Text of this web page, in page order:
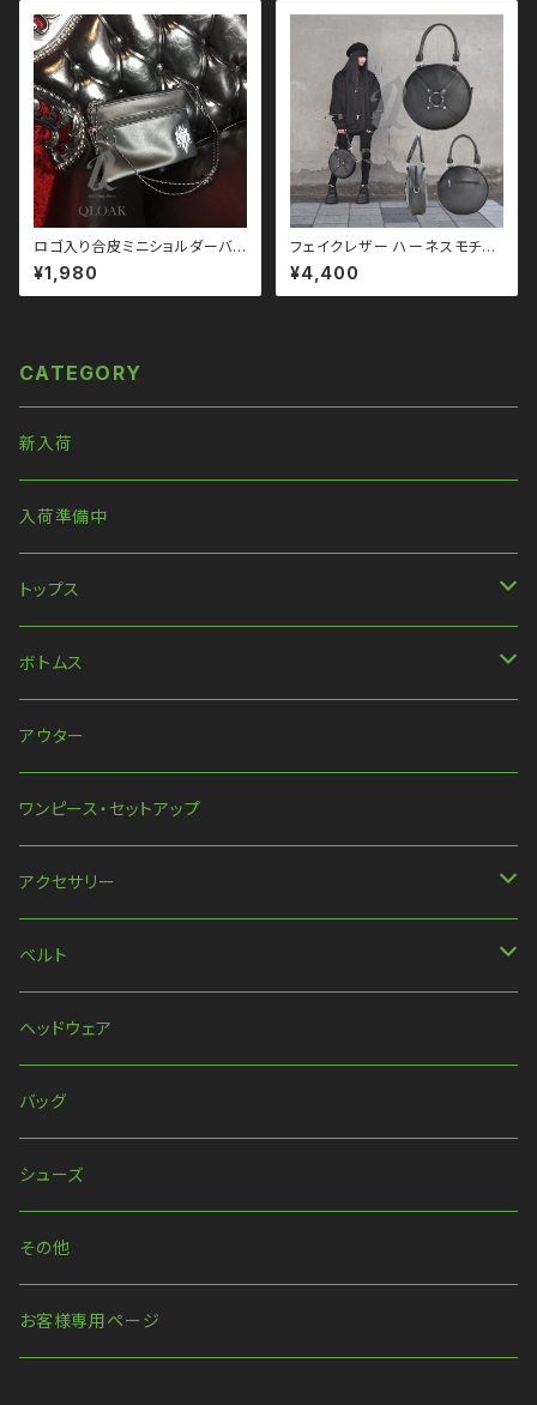
性的 drughoney ドラッグハニ
ー drug honey
ン ストリート系 原宿 qto11001
ロゴ入り合皮ミニショルダーバッ
グ qba110017 モノトーン ブラ
ックコーデ 黒コーデ モード 系
ゴス ゴシック ゴスロリ パンク
ney
¥1,980
フェイクレザー ハーネスモチー
フ ２WAYバッグ qba110016
ショルダーバッグ モノトーン ブラ
ックコーデ 黒コーデ モード 系
¥4,400
CATEGORY
新入荷
入荷準備中
トップス
長袖
ハンパ丈袖
半袖
ほか
ボトムス
パンツ
スカート
アウター
ワンピース・セットアップ
アクセサリー
ネックレス
ピアス・イヤリング
リング
ベルト
ベルト
ハーネス
ウォレットチェーン
ヘッドウェア
バッグ
シューズ
その他
お客様専用ページ